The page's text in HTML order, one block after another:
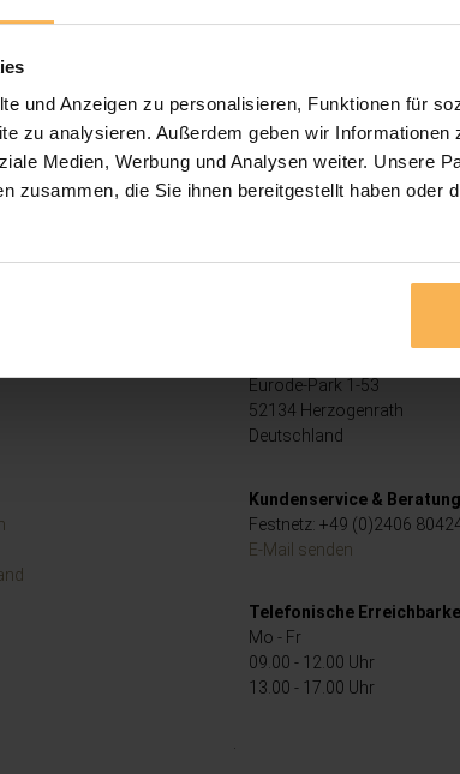
und Anzeigen zu personalisieren, Funktionen für
zu analysieren. Außerdem geben wir Informationen
Medien, Werbung und Analysen weiter. Unsere
zusammen, die Sie ihnen bereitgestellt haben oder
Eurode-Park 1-53
52134 Herzogenrath
Deutschland
Kundenservice & Beratung
Festnetz: +49 (0)2406
E-Mail senden
Telefonische
Mo - Fr
09.00 - 12.00 Uhr
13.00 - 17.00 Uhr